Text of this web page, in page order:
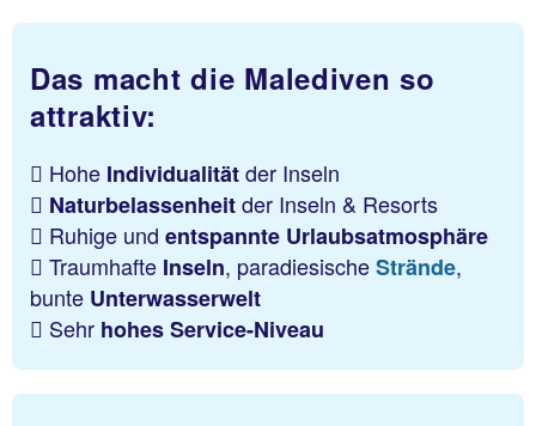
Das macht die Malediven so
attraktiv:
Hohe Individualitätder Inseln
Naturbelassenheitder Inseln & Resorts
Ruhige und entspannte Urlaubsatmosphäre
Traumhafte Inseln, paradiesischeStrände,
bunte Unterwasserwelt
Sehr hohes Service-Niveau